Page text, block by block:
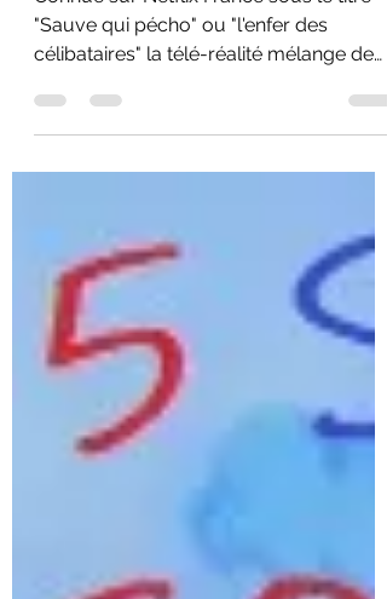
Connue sur Netflix France sous le titre
"Sauve qui pécho" ou "l'enfer des
célibataires" la télé-réalité mélange de